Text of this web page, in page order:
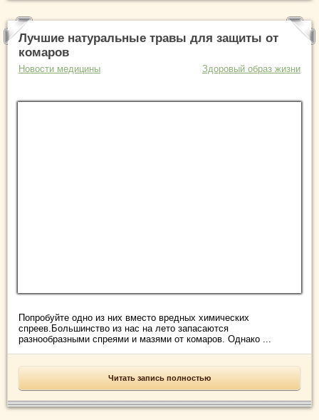
Лучшие натуральные травы для защиты от
комаров
Новости медицины Здоровый образ жизни
Попробуйте одно из них вместо вредных химических
спреев.Большинство из нас на лето запасаются
разнообразными спреями и мазями от комаров. Однако ...
Читать запись полностью